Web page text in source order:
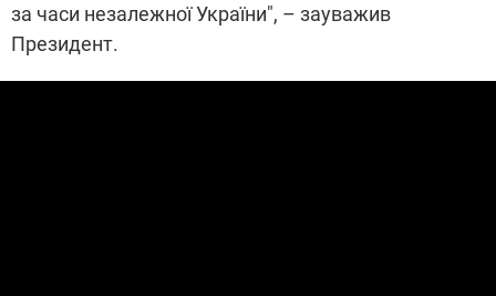
за часи незалежної України", – зауважив
Президент.